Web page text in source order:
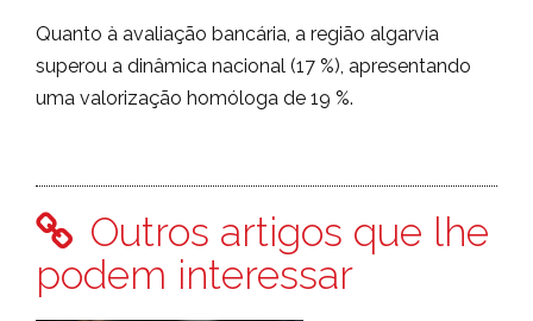
Quanto à avaliação bancária, a região algarvia
superou a dinâmica nacional (17 %), apresentando
uma valorização homóloga de 19 %.
Outros artigos que lhe
podem interessar